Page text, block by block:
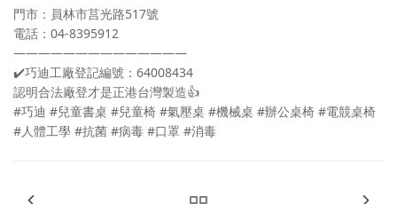
門市：員林市莒光路517號
電話：04-8395912
——————————————
✔️巧迪工廠登記編號：64008434
認明合法廠登才是正港台灣製造👍
#巧迪 #兒童書桌 #兒童椅 #氣壓桌 #機械桌 #辦公桌椅 #電競桌椅
#人體工學 #抗菌 #病毒 #口罩 #消毒